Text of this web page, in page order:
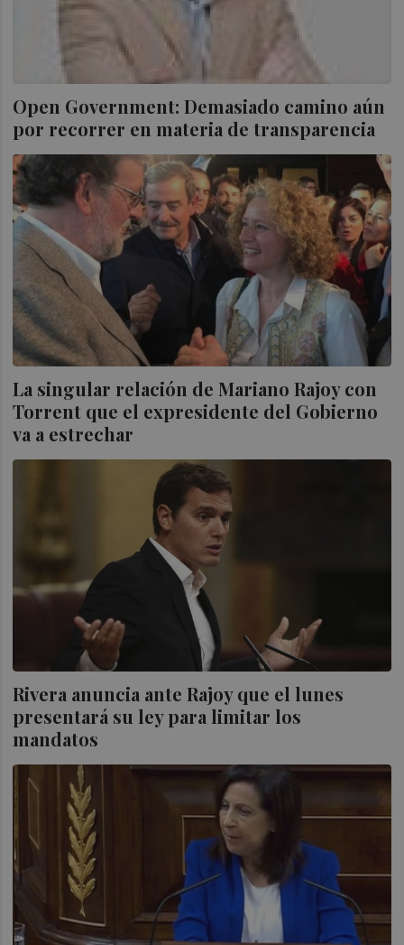
Open Government: Demasiado camino aún
por recorrer en materia de transparencia
La singular relación de Mariano Rajoy con
Torrent que el expresidente del Gobierno
va a estrechar
Rivera anuncia ante Rajoy que el lunes
presentará su ley para limitar los
mandatos